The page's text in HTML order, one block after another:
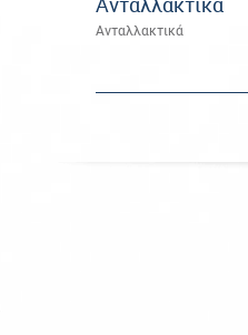
Ανταλλακτικά